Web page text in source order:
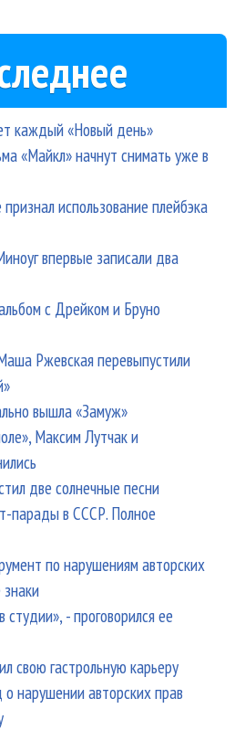
каждый «Новый день»
«Майкл» начнут снимать уже в
использование плейбэка
впервые записали два
с Дрейком и Бруно
Ржевская перевыпустили
вышла «Замуж»
Максим Лутчак и
две солнечные песни
парады в СССР. Полное
по нарушениям авторских
- проговорился ее
свою гастрольную карьеру
о нарушении авторских прав